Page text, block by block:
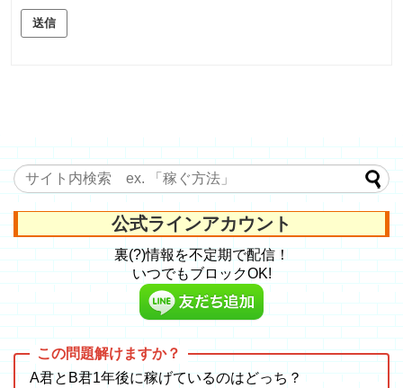
送信
公式ラインアカウント
裏(?)情報を不定期で配信！
いつでもブロックOK!
A君とB君1年後に稼げているのはどっち？